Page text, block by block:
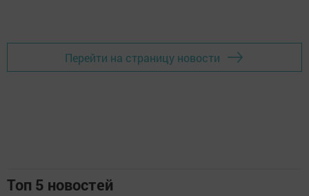
Перейти на страницу новости
Топ 5 новостей